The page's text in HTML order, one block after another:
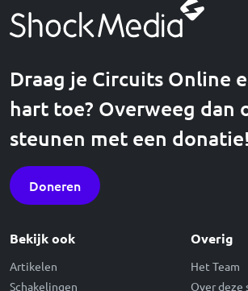
Draag je Circuits Online
hart toe? Overweeg dan
steunen met een donatie!
Doneren
Bekijk ook
Artikelen
Schakelingen
Overig
Het Team
Over deze